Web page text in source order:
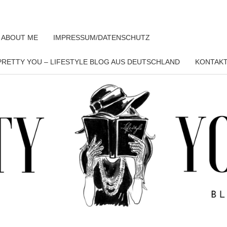
ME IMPRESSUM/DATENSCHUTZ
YOU – LIFESTYLE BLOG AUS DEUTSCHLAND